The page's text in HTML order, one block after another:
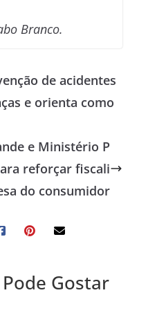
Branco.
de acidentes
e orienta como
e Ministério P
reforçar fiscali
do consumidor
Gostar